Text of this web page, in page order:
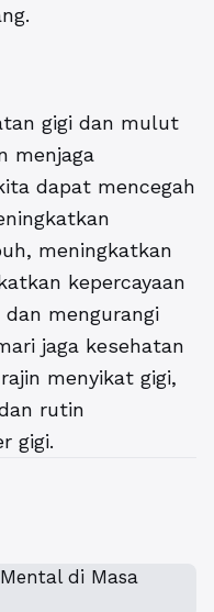
gigi dan mulut
menjaga
dapat mencegah
meningkatkan
kepercayaan
mengurangi
jaga kesehatan
menyikat gigi,
rutin
gigi.